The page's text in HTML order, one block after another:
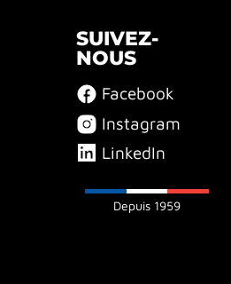
SUIVEZ-
NOUS
Facebook
Instagram
LinkedIn
Depuis 1959